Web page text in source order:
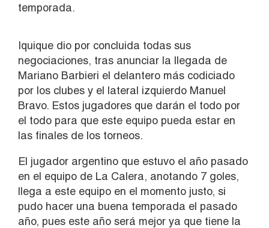
temporada.
Iquique dio por concluida todas sus
negociaciones, tras anunciar la llegada de
Mariano Barbieri el delantero más codiciado
por los clubes y el lateral izquierdo Manuel
Bravo. Estos jugadores que darán el todo por
el todo para que este equipo pueda estar en
las finales de los torneos.
El jugador argentino que estuvo el año pasado
en el equipo de La Calera, anotando 7 goles,
llega a este equipo en el momento justo, si
pudo hacer una buena temporada el pasado
año, pues este año será mejor ya que tiene la